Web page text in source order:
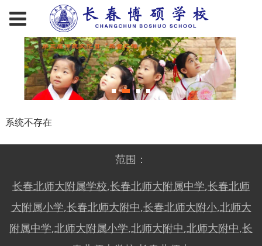
系统不存在
范围：
长春北师大附属学校,长春北师大附属中学,长春北师
大附属小学,长春北师大附中,长春北师大附小,北师大
附属中学,北师大附属小学,北师大附中,北师大附中,长